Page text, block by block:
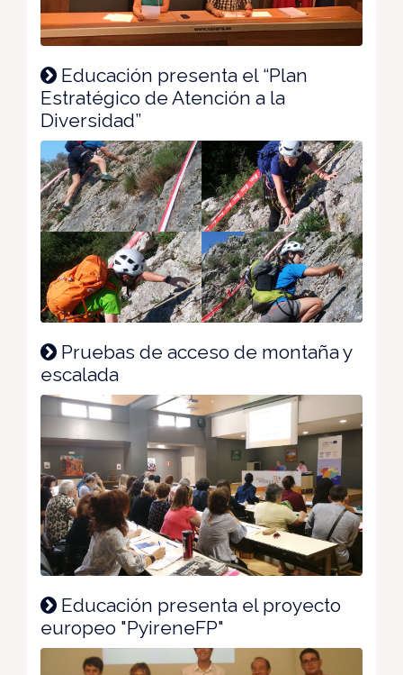
Educación presenta el “Plan
Estratégico de Atención a la
Diversidad”
Pruebas de acceso de montaña y
escalada
Educación presenta el proyecto
europeo "PyireneFP"